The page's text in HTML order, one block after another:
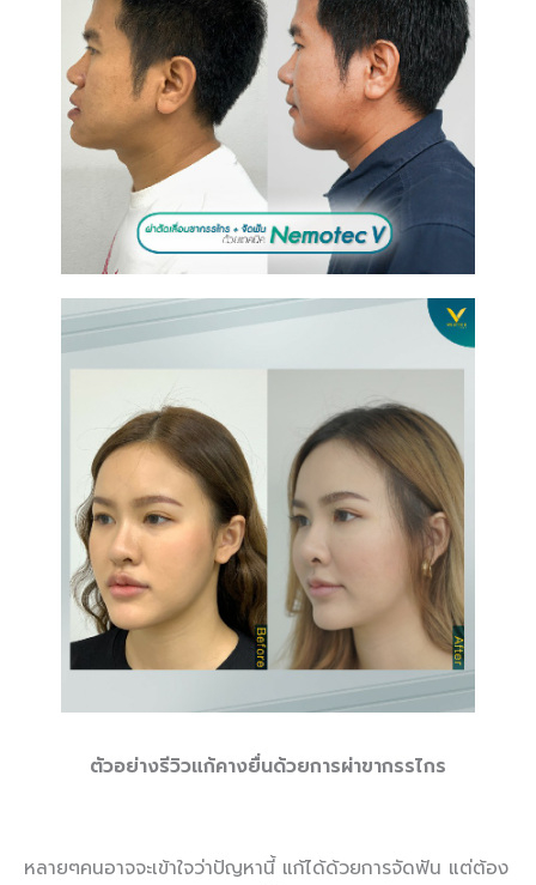
ตัวอย่างรีวิวแก้คางยื่นด้วยการผ่าขากรรไกร
หลายๆคนอาจจะเข้าใจว่าปัญหานี้ แก้ได้ด้วยการจัดฟัน แต่ต้อง